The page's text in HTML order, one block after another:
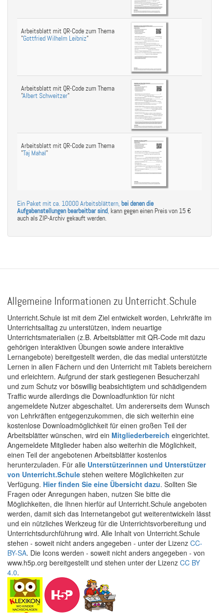
Arbeitsblatt mit QR-Code zum Thema
"Gottfried Wilhelm Leibniz"
Arbeitsblatt mit QR-Code zum Thema
"Albert Schweitzer"
Arbeitsblatt mit QR-Code zum Thema
"Taj Mahal"
Ein Paket mit ca. 10000 Arbeitsblättern, bei denen die
Aufgabenstellungen bearbeitbar sind, kann gegen einen Preis von 15 €
auch als ZIP-Archiv gekauft werden.
Allgemeine Informationen zu Unterricht.Schule
Unterricht.Schule ist mit dem Ziel entwickelt worden, Lehrkräfte im
Unterrichtsalltag zu unterstützen, indem neuartige
Unterrichtsmaterialien (z.B. Arbeitsblätter mit QR-Code mit dazu
gehörigen interaktiven Übungen sowie andere interaktive
Lernangebote) bereitgestellt werden, die das medial unterstützte
Lernen in allen Fächern und den Unterricht mit Tablets bereichern
und erleichtern. Aufgrund der stark gestiegenen Besucherzahl
und zum Schutz vor böswillig beabsichtigtem und schädigendem
Traffic wurde allerdings die Downloadfunktion für nicht
angemeldete Nutzer abgeschaltet. Um andererseits dem Wunsch
von Lehrkräften entgegenzukommen, die sich weiterhin eine
kostenlose Downloadmöglichkeit für einen großen Teil der
Arbeitsblätter wünschen, wird ein Mitgliederbereich eingerichtet.
Angemeldete Mitglieder haben also weiterhin die Möglichkeit,
einen Teil der angebotenen Arbeitsblätter kostenlos
herunterzuladen. Für alle Unterstützerinnen und Unterstützer
von Unterricht.Schule stehen weitere Möglichkeiten zur
Verfügung. Hier finden Sie eine Übersicht dazu. Sollten Sie
Fragen oder Anregungen haben, nutzen Sie bitte die
Möglichkeiten, die Ihnen hierfür auf Unterricht.Schule angeboten
werden, damit sich das Internetangebot gut weiterentwickeln lässt
und ein nützliches Werkzeug für die Unterrichtsvorbereitung und
Unterrichtsdurchführung wird. Alle Inhalt von Unterricht.Schule
stehen - soweit nicht anders angegeben - unter der Lizenz CC-
BY-SA. Die Icons werden - soweit nicht anders angegeben - von
www.h5p.org bereitgestellt und stehen unter der Lizenz CC BY
4.0.